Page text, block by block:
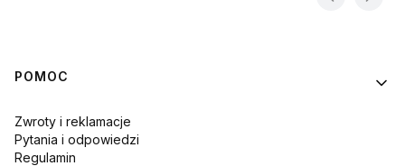
Linki w stopce
POMOC
Zwroty i reklamacje
Pytania i odpowiedzi
Regulamin